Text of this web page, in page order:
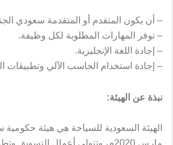
– أن يكون المتقدم أو المتقدمة سعودي
– توفر المهارات المطلوبة لكل وظيفة.
– إجادة اللغة الإنجليزية.
– إجادة استخدام الحاسب الآلي وتطبيقات
نبذة عن الهيئة:
الهيئة السعودية للسياحة هي هيئة
مارس 2020م، وتتولى أعمال